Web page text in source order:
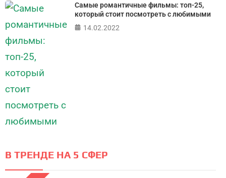
Самые романтичные фильмы: топ-25,
который стоит посмотреть с любимыми
14.02.2022
В ТРЕНДЕ НА 5 СФЕР